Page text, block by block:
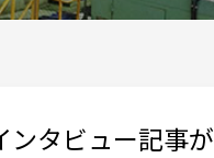
ンタビュー記事